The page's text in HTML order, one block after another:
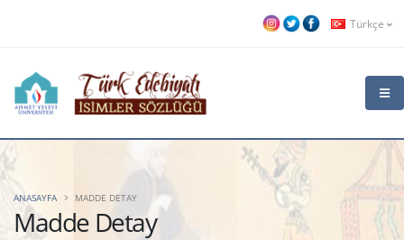
Türkçe
Madde Detay
ANASAYFA MADDE DETAY